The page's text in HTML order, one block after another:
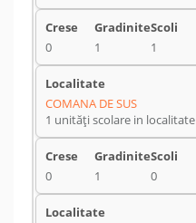
0 1 1
COMANA DE SUS
1 unități scolare in localitate
0 1 0